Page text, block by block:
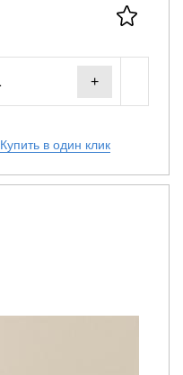
+
Купить в один клик